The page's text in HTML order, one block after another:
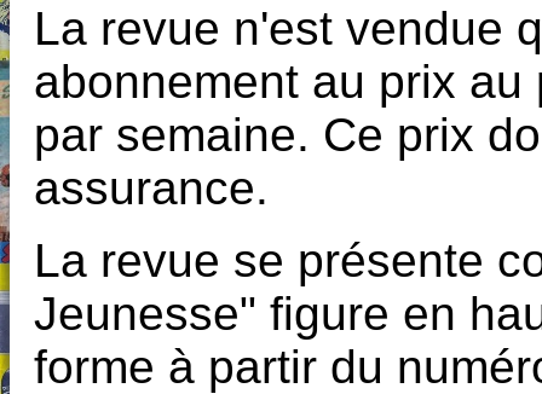
La revue n'est vendue
abonnement au prix au
par semaine. Ce prix
assurance.
La revue se présente
Jeunesse" figure en
forme à partir du